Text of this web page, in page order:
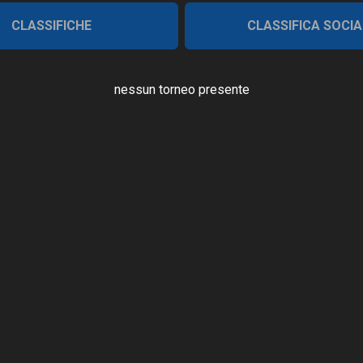
CLASSIFICHE CLASSIFICA
nessun torneo presente